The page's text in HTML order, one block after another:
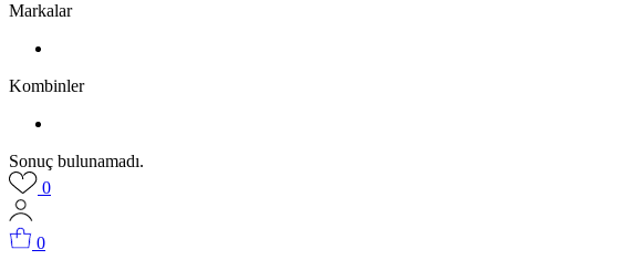
Markalar
Kombinler
Sonuç bulunamadı.
0
0